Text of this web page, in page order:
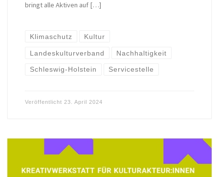
bringt alle Aktiven auf […]
Klimaschutz Kultur
Landeskulturverband Nachhaltigkeit
Schleswig-Holstein Servicestelle
Veröffentlicht 23. April 2024